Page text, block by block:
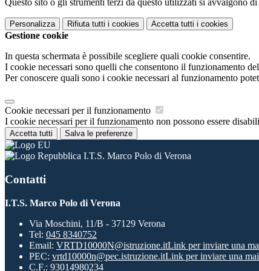
Questo sito o gli strumenti terzi da questo utilizzati si avvalgono
Personalizza Rifiuta tutti i cookies Accetta tutti i cookies
Gestione cookie
In questa schermata è possibile scegliere quali cookie consentire.
I cookie necessari sono quelli che consentono il funzionamento
Per conoscere quali sono i cookie necessari al funzionamento
Cookie necessari per il funzionamento
I cookie necessari per il funzionamento non possono essere
Accetta tutti Salva le preferenze
I.T.S. Marco Polo di Verona
Contatti
I.T.S. Marco Polo di Verona
Via Moschini, 11/B - 37129 Verona
Tel: 045 8340752
Email: VRTD10000N@istruzione.itLink per inviare una
PEC: vrtd10000n@pec.istruzione.itLink per inviare una
C.F.: 93014980234